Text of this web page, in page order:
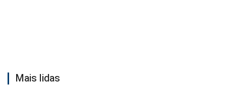
Mais lidas